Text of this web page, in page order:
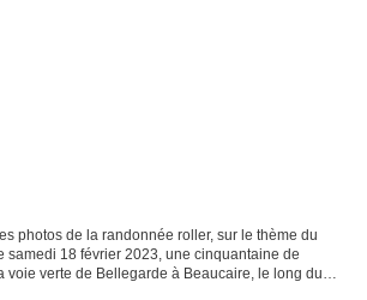
photos de la randonnée roller, sur le thème du
samedi 18 février 2023, une cinquantaine de
voie verte de Bellegarde à Beaucaire, le long du